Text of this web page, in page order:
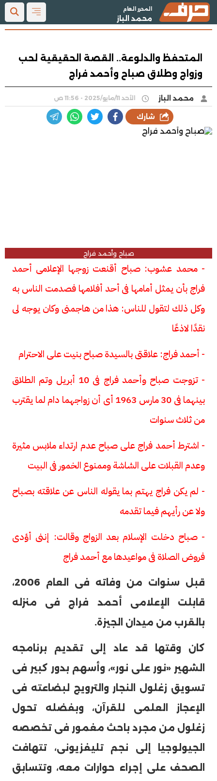
المحرر العام
محمد الباز
المتحفظ والدلوعة.. القصة الحقيقية لحب
وزواج وطلاق صباح وأحمد فراج
محمد الباز الأحد 11/مايو/2025 - 11:56 ص
شارك
صباح وأحمد فراج
- محمد عشوب: صباح أقنعت زوجها الإعلامى أحمد
فراج بأن يمثل أمامها فى أحد أفلامها فصدمت الناس به
وكل ذلك لتقول للناس: هذا من هاجمنى وكان يوجه لى
نقدًا لاذعًا
- أحمد فراج: علاقتى بالسيدة صباح بنيت على الاحترام
- تزوجت صباح وأحمد فراج فى 10 أبريل وتم الطلاق
بينهما فى 30 مارس 1963 أى أن زواجهما دام لما يقترب
من ثلاث سنوات
- اشترط أحمد فراج على صباح عدم ارتداء ملابس مثيرة
وعدم القبلات على الشاشة وممنوع الخمور فى البيت
- لم يكن فراج يهتم بما يقوله الناس عن علاقته بصباح
ولا عن رأيهم فيما تقدمه
- صباح دخلت الإسلام بعد الزواج وقالت: إننى أؤدى
فروض الصلاة فى مواعيدها مع أحمد فراج
قبل سنوات من وفاته فى العام 2006،
قابلت الإعلامى أحمد فراج فى منزله
بالقرب من ميدان الجيزة.
كان وقتها قد عاد إلى تقديم برنامجه
الشهير «نور على نور»، وأسهم بدور كبير فى
تسويق زغلول النجار والترويج لبضاعته فى
الإعجاز العلمى للقرآن، وبفضله تحول
زغلول من مجرد باحث مغمور فى تخصصه
الجيولوجيا إلى نجم تليفزيونى، تتهافت
الصحف على إجراء حوارات معه، وتتسابق